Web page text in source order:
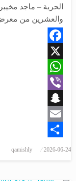
الحرية – ماجد
والعشرين من معرض فود
Facebook
X
WhatsApp
Viber
Snapchat
Email
2026-06-24
qamishly